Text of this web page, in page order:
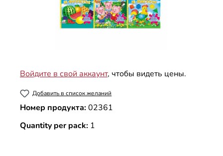
Войдите в свой аккаунт, чтобы видеть цены.
Добавить в список желаний
Номер продукта:02361
Quantity per pack: 1